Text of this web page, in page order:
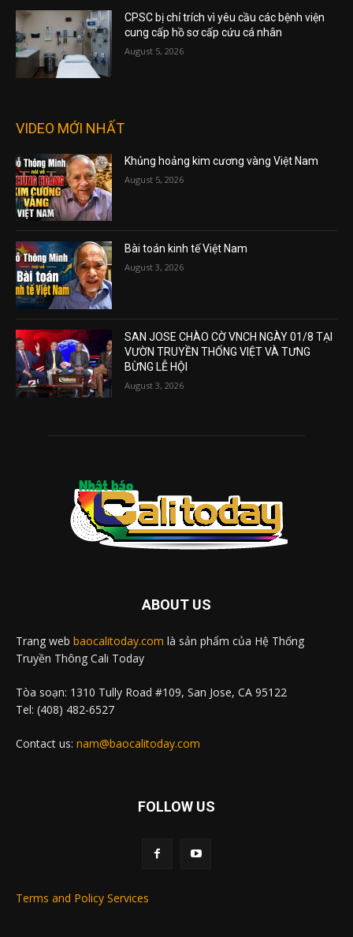
CPSC bị chỉ trích vì yêu cầu các bệnh viện
cung cấp hồ sơ cấp cứu cá nhân
August 5, 2026
VIDEO MỚI NHẤT
Khủng hoảng kim cương vàng Việt Nam
August 5, 2026
Bài toán kinh tế Việt Nam
August 3, 2026
SAN JOSE CHÀO CỜ VNCH NGÀY 01/8 TẠI
VƯỜN TRUYỀN THỐNG VIỆT VÀ TƯNG
BỪNG LỄ HỘI
August 3, 2026
ABOUT US
Trang web baocalitoday.com là sản phẩm của Hệ Thống
Truyền Thông Cali Today
Tòa soạn: 1310 Tully Road #109, San Jose, CA 95122
Tel: (408) 482-6527
Contact us: nam@baocalitoday.com
FOLLOW US
Terms and Policy Services